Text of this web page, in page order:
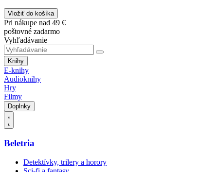
Vložiť do košíka
Pri nákupe nad 49 €
poštovné zadarmo
Vyhľadávanie
Knihy
E-knihy
Audioknihy
Hry
Filmy
Doplnky
Beletria
Detektívky, trilery a horory